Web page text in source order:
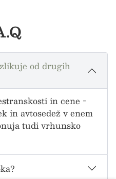
DARILA
DIZAJN
od drugih
in cene -
in avtosedež v enem
tudi vrhunsko